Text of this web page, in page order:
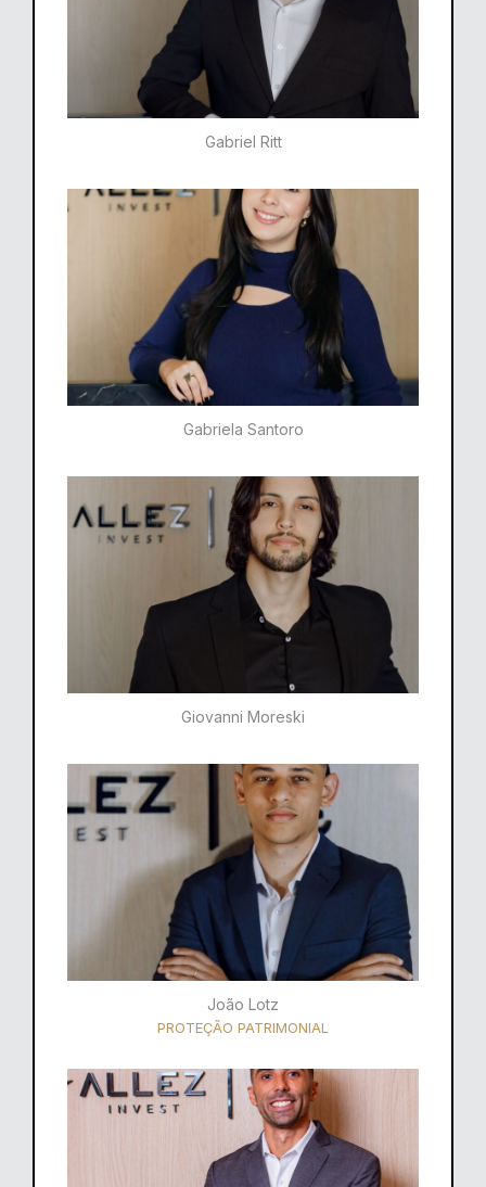
Gabriel Ritt
Gabriela Santoro​
Giovanni Moreski
João Lotz
PROTEÇÃO PATRIMONIAL